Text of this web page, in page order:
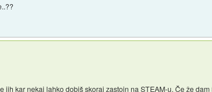
jih kar nekaj lahko dobiš skoraj zastojn na STEAM-u. Če že